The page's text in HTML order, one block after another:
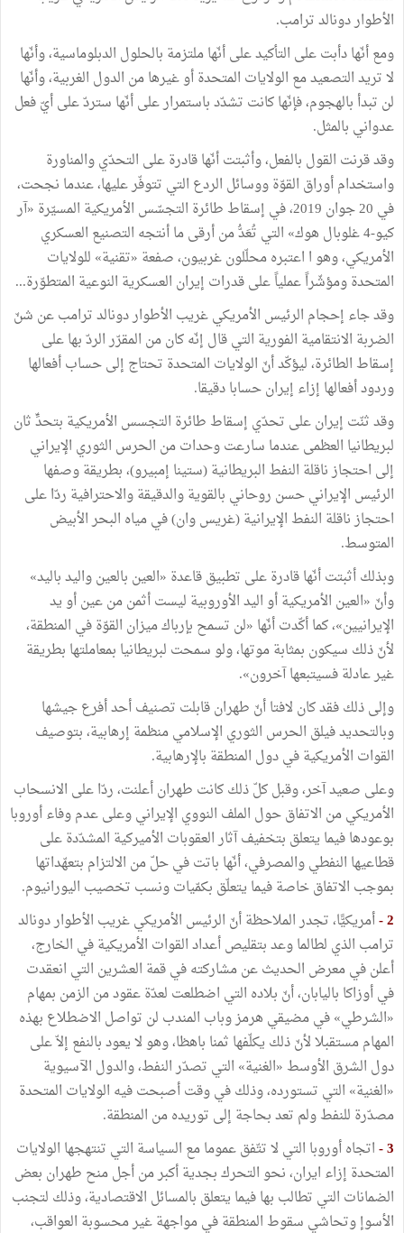
الأطوار دونالد ترامب.
ومع أنّها دأبت على التأكيد على أنّها ملتزمة بالحلول الدبلوماسية، وأنّها
لا تريد التصعيد مع الولايات المتحدة أو غيرها من الدول الغربية، وأنّها
لن تبدأ بالهجوم، فإنّها كانت تشدّد باستمرار على أنّها ستردّ على أيّ فعل
عدواني بالمثل.
وقد قرنت القول بالفعل، وأثبتت أنّها قادرة على التحدّي والمناورة
واستخدام أوراق القوّة ووسائل الردع التي تتوفّر عليها، عندما نجحت،
في 20 جوان 2019، في إسقاط طائرة التجسّس الأمريكية المسيّرة «آر
كيو-4 غلوبال هوك» التي تُعَدُّ من أرقى ما أنتجه التصنيع العسكري
الأمريكي، وهو ا اعتبره محلّلون غربيون، صفعة «تقنية» للولايات
المتحدة ومؤشّراً عملياً على قدرات إيران العسكرية النوعية المتطوّرة...
وقد جاء إحجام الرئيس الأمريكي غريب الأطوار دونالد ترامب عن شنّ
الضربة الانتقامية الفورية التي قال إنّه كان من المقرّر الردّ بها على
إسقاط الطائرة، ليؤكّد أنّ الولايات المتحدة تحتاج إلى حساب أفعالها
وردود أفعالها إزاء إيران حسابا دقيقا.
وقد ثنّت إيران على تحدّي إسقاط طائرة التجسس الأمريكية بتحدٍّ ثان
لبريطانيا العظمى عندما سارعت وحدات من الحرس الثوري الإيراني
إلى احتجاز ناقلة النفط البريطانية (ستينا إمبيرو)، بطريقة وصفها
الرئيس الإيراني حسن روحاني بالقوية والدقيقة والاحترافية ردّا على
احتجاز ناقلة النفط الإيرانية (غريس وان) في مياه البحر الأبيض
المتوسط.
وبذلك أثبتت أنّها قادرة على تطبيق قاعدة «العين بالعين واليد باليد»
وأنّ «العين الأمريكية أو اليد الأوروبية ليست أثمن من عين أو يد
الإيرانيين»، كما أكّدت أنّها «لن تسمح بإرباك ميزان القوّة في المنطقة،
لأنّ ذلك سيكون بمثابة موتها، ولو سمحت لبريطانيا بمعاملتها بطريقة
غير عادلة فسيتبعها آخرون».
وإلى ذلك فقد كان لافتا أنّ طهران قابلت تصنيف أحد أفرع جيشها
وبالتحديد فيلق الحرس الثوري الإسلامي منظمة إرهابية، بتوصيف
القوات الأمريكية في دول المنطقة بالإرهابية.
وعلى صعيد آخر، وقبل كلّ ذلك كانت طهران أعلنت، ردّا على الانسحاب
الأمريكي من الاتفاق حول الملف النووي الإيراني وعلى عدم وفاء أوروبا
بوعودها فيما يتعلق بتخفيف آثار العقوبات الأميركية المشدّدة على
قطاعيها النفطي والمصرفي، أنّها باتت في حلّ من الالتزام بتعهّداتها
بموجب الاتفاق خاصة فيما يتعلّق بكمّيات ونسب تخصيب اليورانيوم.
2 - أمريكيًّا، تجدر الملاحظة أنّ الرئيس الأمريكي غريب الأطوار دونالد
ترامب الذي لطالما وعد بتقليص أعداد القوات الأمريكية في الخارج،
أعلن في معرض الحديث عن مشاركته في قمة العشرين التي انعقدت
في أوزاكا باليابان، أنّ بلاده التي اضطلعت لعدّة عقود من الزمن بمهام
«الشرطي» في مضيقي هرمز وباب المندب لن تواصل الاضطلاع بهذه
المهام مستقبلا لأنّ ذلك يكلّفها ثمنا باهظا، وهو لا يعود بالنفع إلاّ على
دول الشرق الأوسط «الغنية» التي تصدّر النفط، والدول الآسيوية
«الغنية» التي تستورده، وذلك في وقت أصبحت فيه الولايات المتحدة
مصدّرة للنفط ولم تعد بحاجة إلى توريده من المنطقة.
3 - اتجاه أوروبا التي لا تتّفق عموما مع السياسة التي تنتهجها الولايات
المتحدة إزاء ايران، نحو التحرك بجدية أكبر من أجل منح طهران بعض
الضمانات التي تطالب بها فيما يتعلق بالمسائل الاقتصادية، وذلك لتجنب
الأسوإ وتحاشي سقوط المنطقة في مواجهة غير محسوبة العواقب،